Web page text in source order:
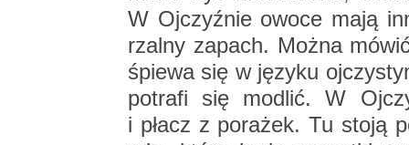
W Oj­czyź­nie owoce mają
rzal­ny za­pach. Można
śpie­wa się w ję­zy­ku
po­tra­fi się mo­dlić. W
i płacz z po­ra­żek. Tu stoją